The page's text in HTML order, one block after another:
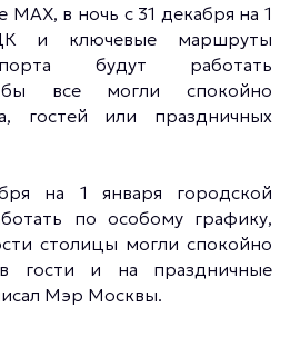
в ночь с 31 декабря на 1
и ключевые маршруты
будут работать
все могли спокойно
гостей или праздничных
на 1 января городской
по особому графику,
столицы могли спокойно
гости и на праздничные
Мэр Москвы.